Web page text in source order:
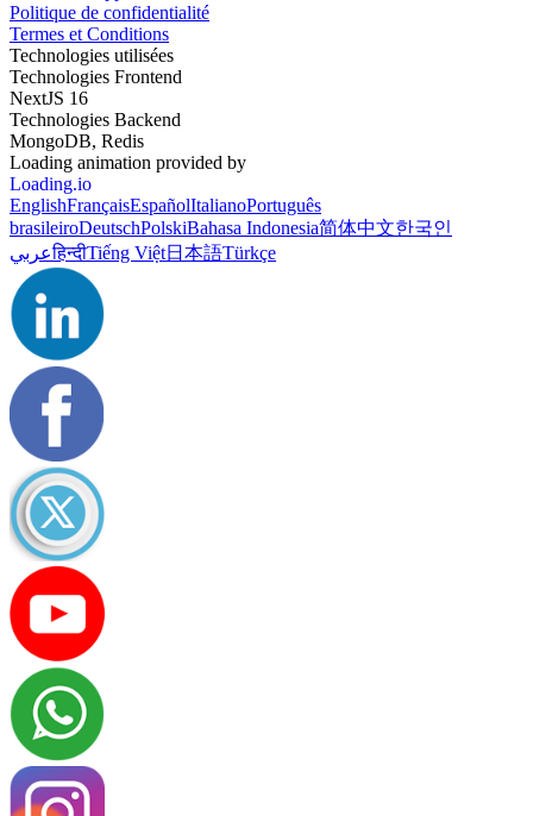
Politique de confidentialité
Termes et Conditions
Technologies utilisées
Technologies Frontend
NextJS 16
Technologies Backend
MongoDB, Redis
Loading animation provided by
Loading.io
EnglishFrançaisEspañolItalianoPortuguês
brasileiroDeutschPolskiBahasa Indonesia简体中文한국인
عربيहिन्दीTiếng Việt日本語Türkçe